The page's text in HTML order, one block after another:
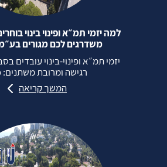
למה יזמי תמ״א ופינוי בינוי
משדרגים לכם מגורים בע״מ
יזמי תמ״א ופינוי‑בינוי עובדים
רגישה ומרובת משתנים:
המשך קריאה